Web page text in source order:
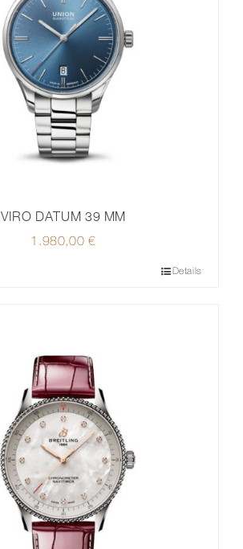
VIRO DATUM 39 MM
1.980,00€
Details